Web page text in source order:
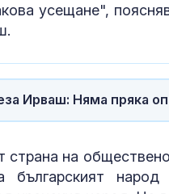
усещане",
Ирваш: Няма пряка
страна на
българският